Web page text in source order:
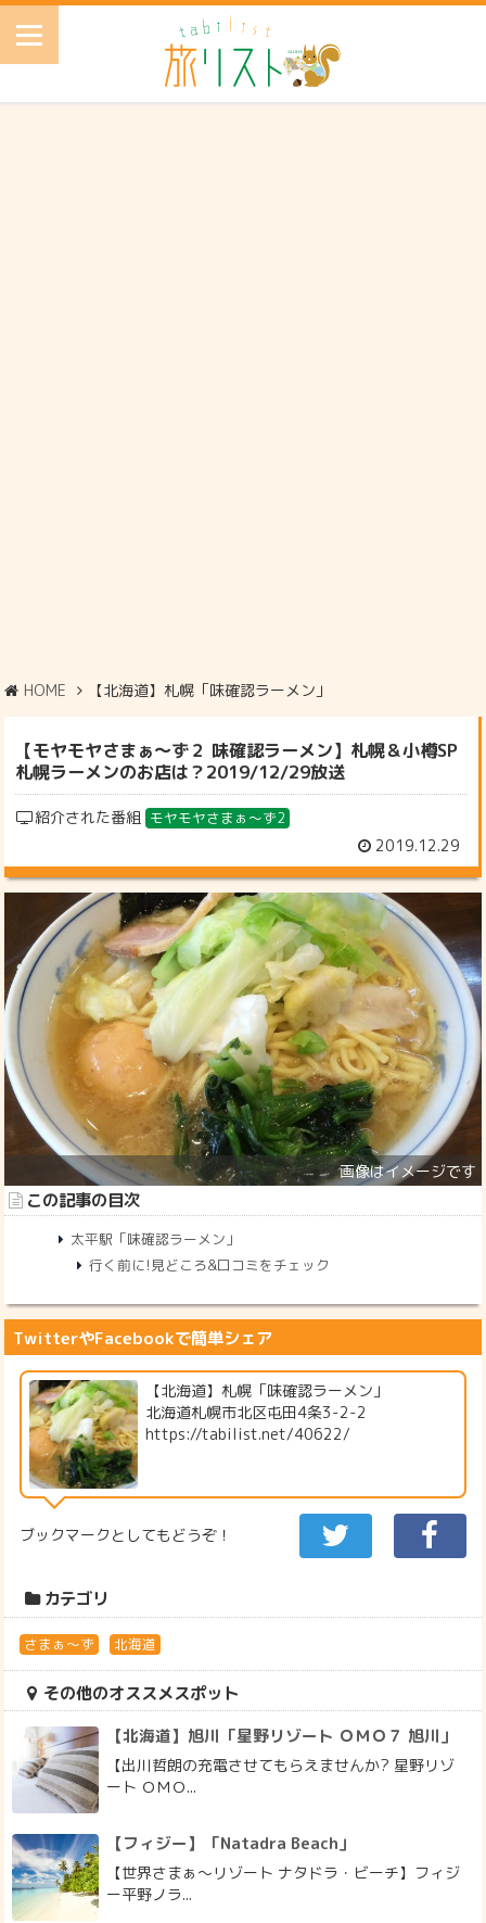
HOME 【北海道】札幌「味確認ラーメン」
【モヤモヤさまぁ～ず２ 味確認ラーメン】札幌＆小樽SP
札幌ラーメンのお店は？2019/12/29放送
紹介された番組 モヤモヤさまぁ～ず2
2019.12.29
この記事の目次
太平駅「味確認ラーメン」
行く前に!見どころ&口コミをチェック
TwitterやFacebookで簡単シェア
【北海道】札幌「味確認ラーメン」
北海道札幌市北区屯田4条3-2-2
https://tabilist.net/40622/
ブックマークとしてもどうぞ！
カテゴリ
さまぁ～ず 北海道
その他のオススメスポット
【北海道】旭川「星野リゾート ＯＭＯ７ 旭川」
【出川哲朗の充電させてもらえませんか? 星野リゾ
ート ＯＭＯ...
【フィジー】「Natadra Beach」
【世界さまぁ～リゾート ナタドラ・ビーチ】フィジ
ー平野ノラ...